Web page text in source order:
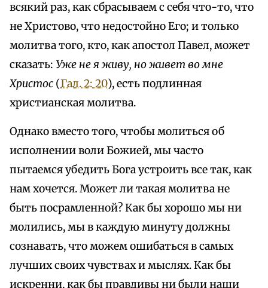
всякий раз, как сбрасываем с себя что-то, что
не Христово, что недостойно Его; и только
молитва того, кто, как апостол Павел, может
сказать: Уже не я живу, но живет во мне
Христос (Гал. 2: 20), есть подлинная
христианская молитва.
Однако вместо того, чтобы молиться об
исполнении воли Божией, мы часто
пытаемся убедить Бога устроить все так, как
нам хочется. Может ли такая молитва не
быть посрамленной? Как бы хорошо мы ни
молились, мы в каждую минуту должны
сознавать, что можем ошибаться в самых
лучших своих чувствах и мыслях. Как бы
искренни, как бы правдивы ни были наши